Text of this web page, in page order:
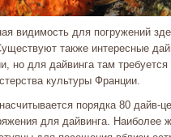
видимость для погружений
также интересные
но для дайвинга там требуется
культуры Франции.
порядка 80 дайв-
для дайвинга. Наиболее